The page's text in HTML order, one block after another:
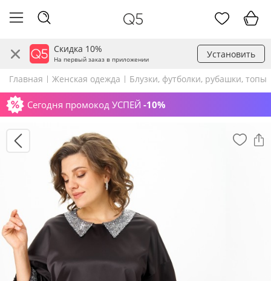
Скидка 10%
На первый заказ в приложении Установить
Главная Женская одежда Блузки, футболки, рубашки, топы
Сегодня промокод УСПЕЙ -10%